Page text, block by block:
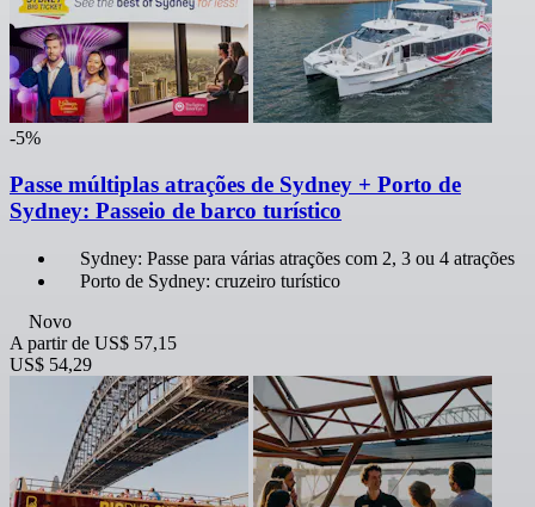
-5%
Passe múltiplas atrações de Sydney + Porto de
Sydney: Passeio de barco turístico
Sydney: Passe para várias atrações com 2, 3 ou 4 atrações
Porto de Sydney: cruzeiro turístico
Novo
A partir de US$ 57,15
US$ 54,29